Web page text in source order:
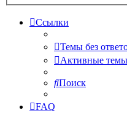
Ссылки
Темы без
Активные темы
Поиск
FAQ